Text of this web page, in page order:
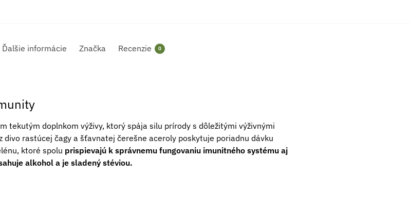
Ďalšie informácie Značka Recenzie 0
tekutým doplnkom výživy, ktorý spája silu prírody s dôležitými výživnými
rastúcej čagy a šťavnatej čerešne aceroly poskytuje poriadnu dávku
ktoré spolu prispievajú k správnemu fungovaniu imunitného systému aj
alkohol a je sladený stéviou.